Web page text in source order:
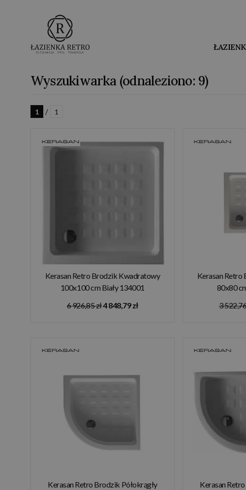
Wyszukiwarka (odnaleziono: 9)
1 / 1
Kerasan Retro Brodzik Kwadratowy
100x100 cm Biały 134001
6 926,85 zł4 848,79 zł
Kerasan
80x80
3
Kerasan Retro Brodzik Półokrągły
Kerasan